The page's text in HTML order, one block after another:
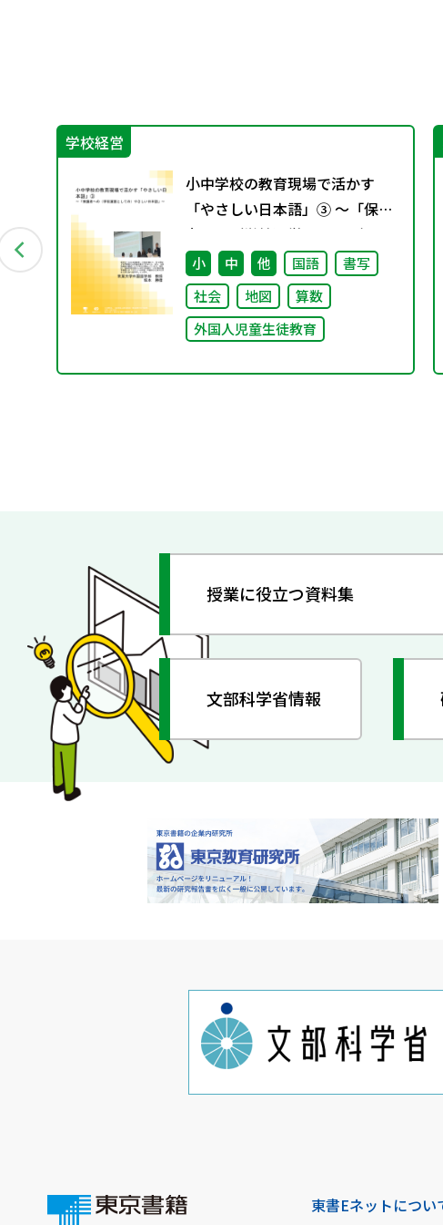
学校経営
小中学校の教育現場で活かす
「やさしい日本語」③ ～「保護
者への（学校運営としての）や
さしい日本語」～
小 中 他 国語
書写
社会
地図
算数
外国人児童生徒教育
授業に役立つ資料集
文部科学省情報
東書Eネットについ